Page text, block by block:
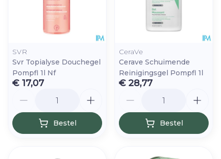
SVR
Svr Topialyse Douchegel
Pompfl 1l Nf
€ 17,07
Bestel
CeraVe
Cerave Schuimende
Reinigingsgel Pompfl 1l
€ 28,77
Bestel